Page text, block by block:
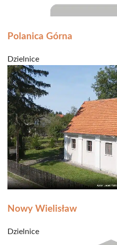
Polanica Górna
Dzielnice
Nowy Wielisław
Dzielnice